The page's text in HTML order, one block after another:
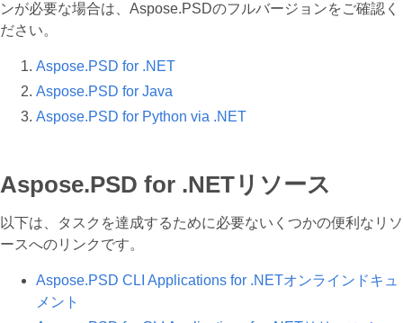
ンが必要な場合は、Aspose.PSDのフルバージョンをご確認く
ださい。
Aspose.PSD for .NET
Aspose.PSD for Java
Aspose.PSD for Python via .NET
Aspose.PSD for .NETリソース
以下は、タスクを達成するために必要ないくつかの便利なリソ
ースへのリンクです。
Aspose.PSD CLI Applications for .NETオンラインドキュ
メント